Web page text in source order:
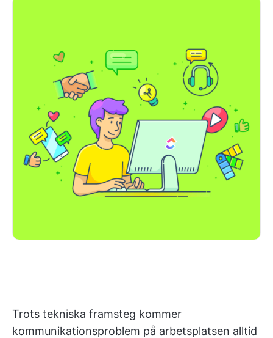
Trots tekniska framsteg kommer
kommunikationsproblem på arbetsplatsen alltid